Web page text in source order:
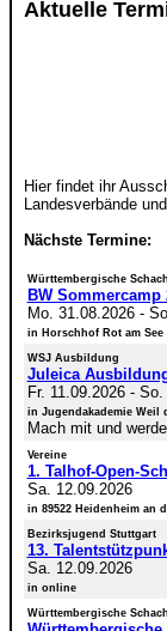
Aktuelle
Hier findet ihr
Landesverbände
Nächste Termine:
Württembergische
BW Sommercamp
Mo. 31.08.2026-
in Horschhof Rot am See
WSJ Ausbildung
Juleica
Fr. 11.09.2026- So.
in Jugendakademie Weil
Mach mit und
Vereine
1. Talhof-Open-
Sa. 12.09.2026
in 89522 Heidenheim an
Bezirksjugend Stuttgart
13.
Sa. 12.09.2026
in online
Württembergische